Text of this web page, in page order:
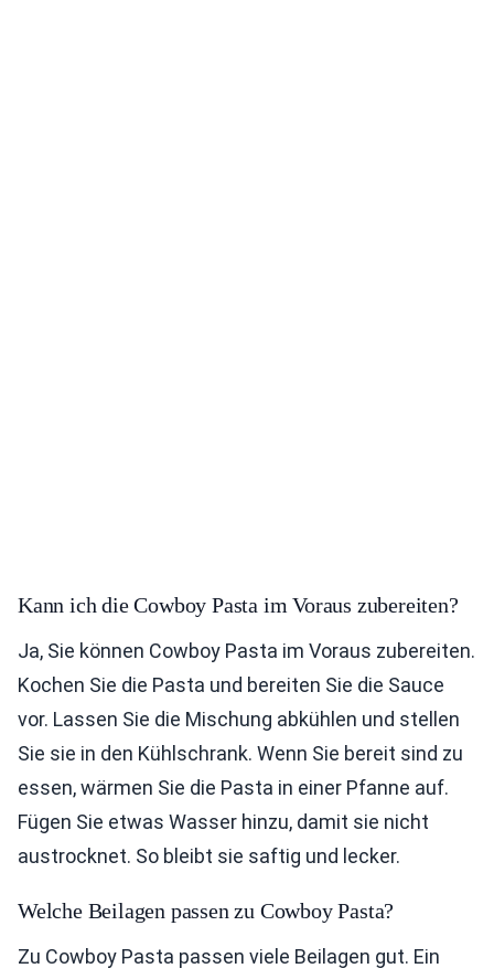
Kann ich die Cowboy Pasta im Voraus zubereiten?
Ja, Sie können Cowboy Pasta im Voraus zubereiten.
Kochen Sie die Pasta und bereiten Sie die Sauce
vor. Lassen Sie die Mischung abkühlen und stellen
Sie sie in den Kühlschrank. Wenn Sie bereit sind zu
essen, wärmen Sie die Pasta in einer Pfanne auf.
Fügen Sie etwas Wasser hinzu, damit sie nicht
austrocknet. So bleibt sie saftig und lecker.
Welche Beilagen passen zu Cowboy Pasta?
Zu Cowboy Pasta passen viele Beilagen gut. Ein